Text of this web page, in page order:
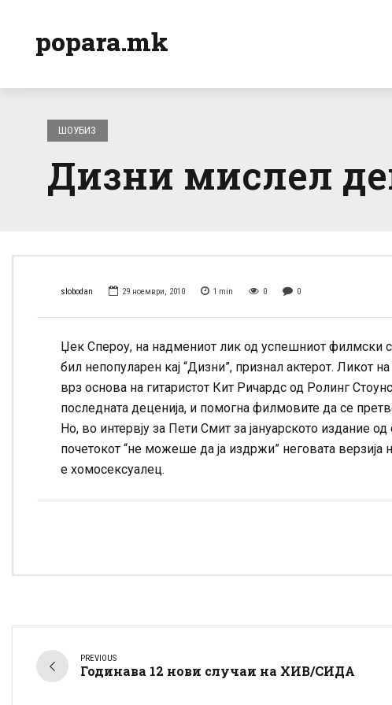
popara.mk
ШОУБИЗ
Дизни мислел
slobodan 29 ноември, 2010 1 min 0 0
Џек Спероу, на надмениот лик од успешниот филмски
бил непопуларен кај “Дизни”, признал актерот. Ликот
врз основа на гитаристот Кит Ричардс од Ролинг
последната деценија, и помогна филмовите да се
Но, во интервју за Пети Смит за јануарското издание
почетокот “не можеше да ја издржи” неговата
е хомосексуалец.
PREVIOUS
Годинава 12 нови случаи на ХИВ/СИДА